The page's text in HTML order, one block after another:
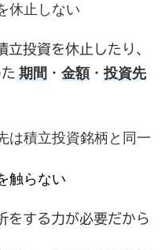
休止しない
立投資を休止したり、
期間 ・ 金額・投資先
積立投資銘柄と同一
触らない
をする力が必要だから